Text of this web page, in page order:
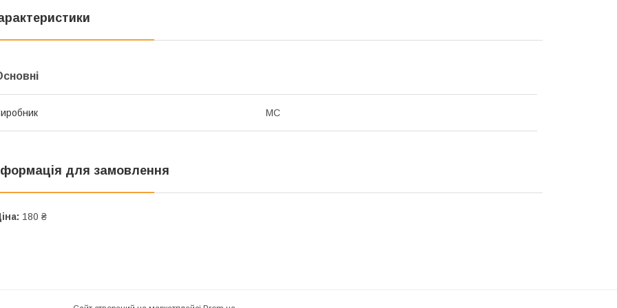
MC
для замовлення
180 ₴